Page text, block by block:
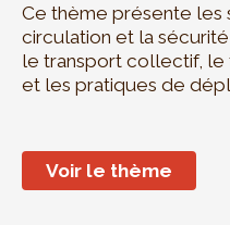
Ce thème présente les
circulation et la
le transport collectif, le
et les pratiques de
Voir le thème